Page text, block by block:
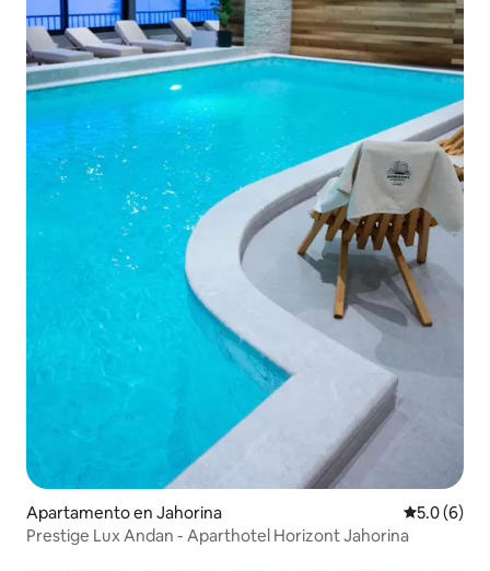
Apartamento en Jahorina
5.0 (6)
Prestige Lux Andan - Aparthotel Horizont Jahorina